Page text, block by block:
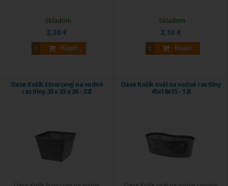
2,30 €
Kúpiť
Skladom
2,10 €
Kúpiť
Skladom
Oase Košík štvorcový na vodné
rastliny 35 x 35 x 26 - 32l
Oase Košík ovál na vodné rastliny
45x18x15 - 12l